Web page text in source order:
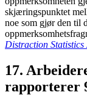
skjæringspunktet
noe som gjør den til
Distraction Statistics
17.
rapporterer